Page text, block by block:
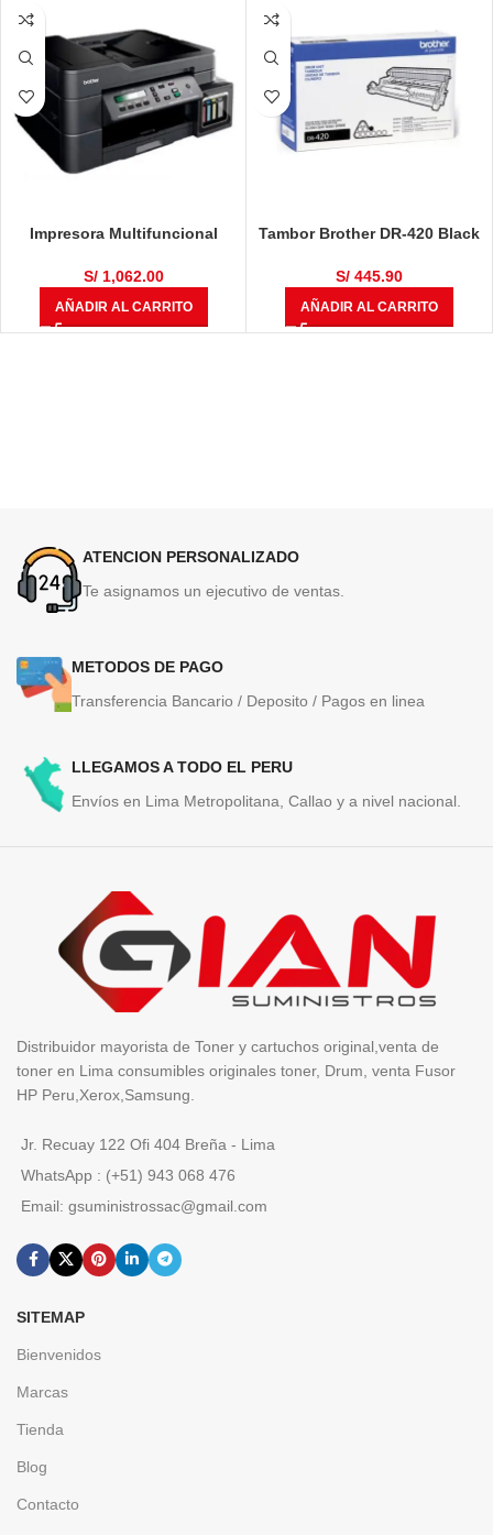
Impresora Multifuncional
S/1,062.00
AÑADIR AL CARRITO
Tambor Brother DR-420 Black
S/445.90
AÑADIR AL CARRITO
ATENCION PERSONALIZADO
Te asignamos un ejecutivo de ventas.
METODOS DE PAGO
Transferencia Bancario / Deposito / Pagos en linea
LLEGAMOS A TODO EL PERU
Envíos en Lima Metropolitana, Callao y a nivel nacional.
Distribuidor mayorista de Toner y cartuchos original,venta de
toner en Lima consumibles originales toner, Drum, venta Fusor
HP Peru,Xerox,Samsung.
Jr. Recuay 122 Ofi 404 Breña - Lima
WhatsApp : (+51) 943 068 476
Email: gsuministrossac@gmail.com
SITEMAP
Bienvenidos
Marcas
Tienda
Blog
Contacto